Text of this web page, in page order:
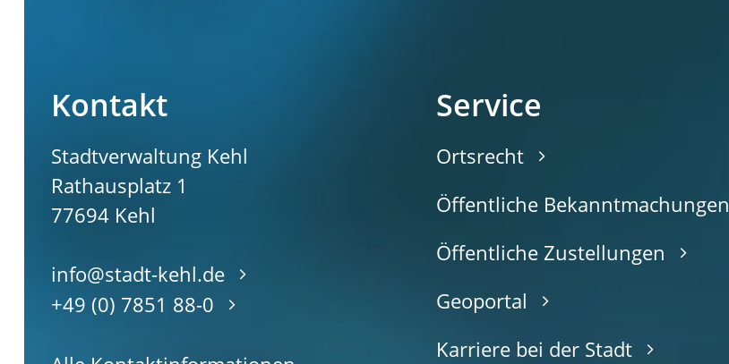
Kontakt
Stadtverwaltung Kehl
Rathausplatz 1
77694 Kehl
info@stadt-kehl.de
+49 (0) 7851 88-0
Service
Ortsrecht
Öffentliche Bekanntmachungen
Öffentliche Zustellungen
Geoportal
Karriere bei der Stadt